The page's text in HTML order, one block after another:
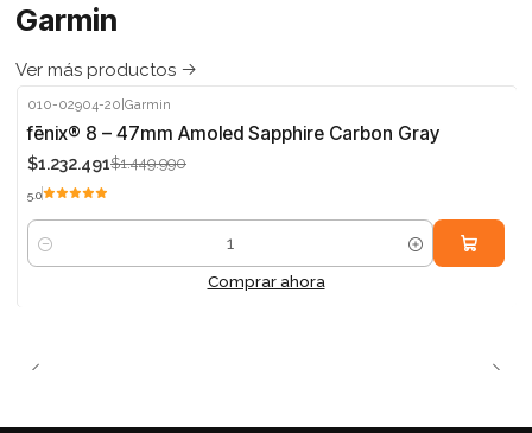
Garmin
Ver más productos
-15%
010-02904-20 |Garmin
fēnix® 8 – 47mm Amoled Sapphire Carbon Gray
$1.232.491$1.449.990
5.0
Cantidad
Comprar ahora